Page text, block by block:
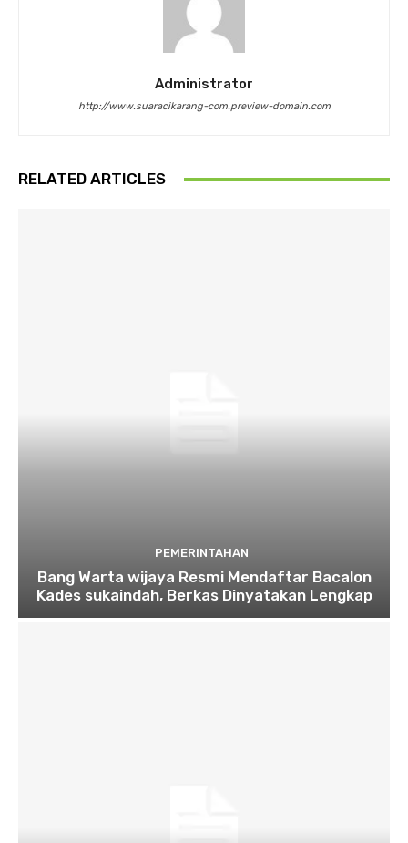
Administrator
http://www.suaracikarang-com.preview-domain.com
RELATED ARTICLES
PEMERINTAHAN
Bang Warta wijaya Resmi Mendaftar Bacalon
Kades sukaindah, Berkas Dinyatakan Lengkap